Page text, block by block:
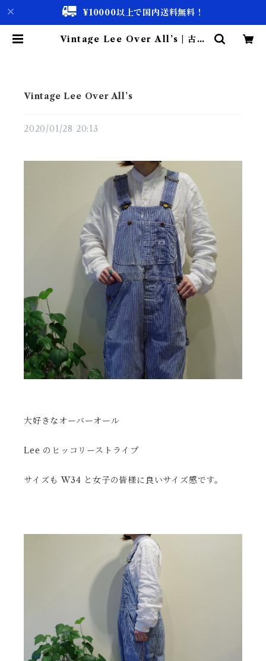
¥10000以上で国内送料無料！
Vintage Lee Over All’s | 古着
Vintage Lee Over All’s
2020/01/28 20:13
大好きなオーバーオール
Lee のヒッコリーストライプ
サイズも W34 と女子の皆様に良いサイズ感です。